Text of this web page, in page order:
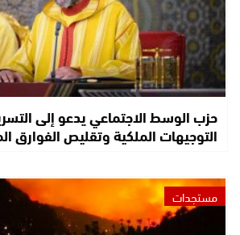
حزب الوسط الاجتماعي يدعو إلى
التوجيهات الملكية وتقليص الفوارق
مستجدات